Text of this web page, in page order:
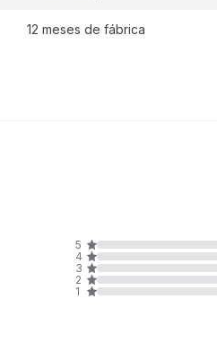
12 meses de fábrica
5
4
3
2
1